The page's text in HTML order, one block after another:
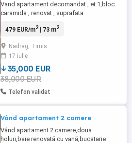
Vand apartament decomandat , et 1,bloc
caramida , renovat , suprafata
,bucatrie,baie, camara pt alimente,centrala
direct din sosea. ,bucatarie de vara
,apartamentul este mobilat cu toate
utilitatile functionabile,zona este foarte ...
479 EUR/m2| 73 m2
Nadrag, Timis
17 iulie
35,000 EUR
38,000 EUR
Telefon validat
Vând apartament 2 camere
Vând apartament 2 camere,doua
holuri,baie renovată cu vană,bucatarie